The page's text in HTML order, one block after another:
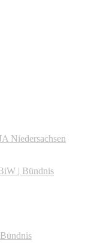
Niedersachsen
| Bündnis